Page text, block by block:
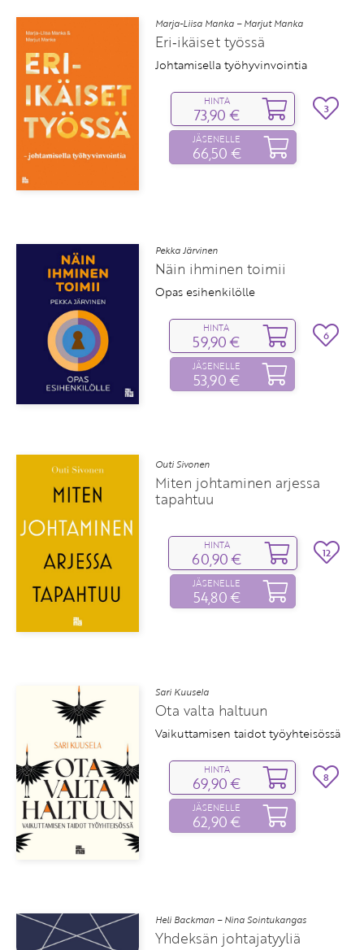
Marja-Liisa Manka – Marjut Manka
Eri‑ikäiset työssä
Johtamisella työhyvinvointia
HINTA
73,90 €
JÄSENELLE
66,50 €
3
Pekka Järvinen
Näin ihminen toimii
Opas esihenkilölle
HINTA
59,90 €
JÄSENELLE
53,90 €
6
Outi Sivonen
Miten johtaminen arjessa
tapahtuu
HINTA
60,90 €
JÄSENELLE
54,80 €
12
Sari Kuusela
Ota valta haltuun
Vaikuttamisen taidot työyhteisössä
HINTA
69,90 €
JÄSENELLE
62,90 €
8
Heli Backman – Nina Sointukangas
Yhdeksän johtajatyyliä